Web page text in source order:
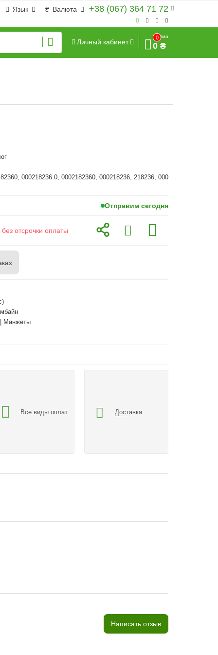
+38 (067) 364 71 72
₴ Валюта
Язык
Личный кабинет
0
Сумма
0 ₴
000218236.0, 0002182360, 000218236, 218236, 000
Отправим сегодня
отсрочки оплаты
| Манжеты
Все виды оплат Доставка
Написать отзыв